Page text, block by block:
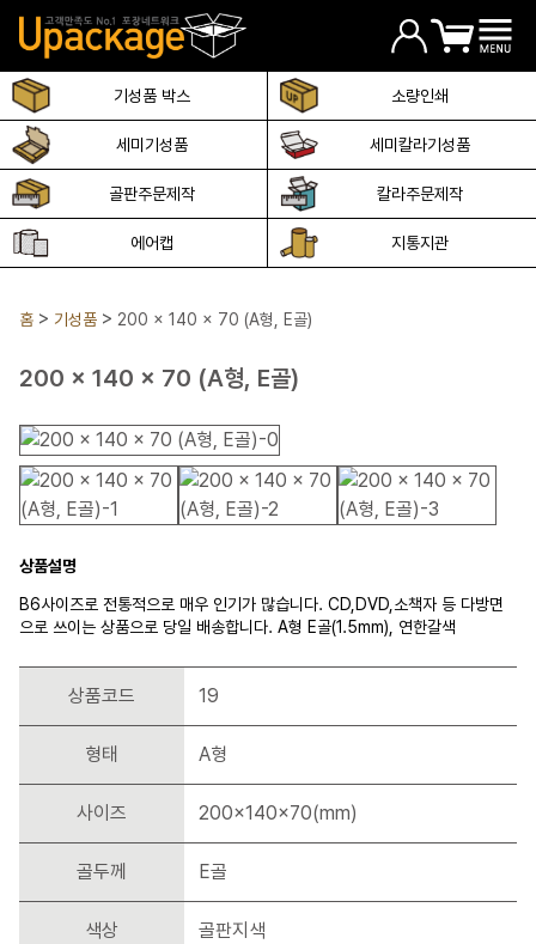
기성품 박스 소량인쇄
세미기성품 세미칼라기성품
골판주문제작 칼라주문제작
에어캡 지통지관
홈 기성품 200 x 140 x 70 (A형, E골)
200 x 140 x 70 (A형, E골)
상품설명
B6사이즈로 전통적으로 매우 인기가 많습니다. CD,DVD,소책자 등 다방면
으로 쓰이는 상품으로 당일 배송합니다. A형 E골(1.5mm), 연한갈색
상품코드 19
형태 A형
사이즈 200x140x70(mm)
골두께 E골
색상 골판지색